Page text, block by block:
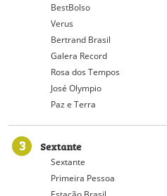
BestBolso
Verus
Bertrand Brasil
Galera Record
Rosa dos Tempos
José Olympio
Paz e Terra
3 Sextante
Sextante
Primeira Pessoa